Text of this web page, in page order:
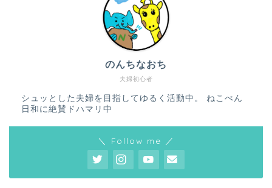
夫婦初心者
のんちなおち
シュッとした夫婦を目指してゆるく活動中。 ねこぺん
日和に絶賛ドハマリ中
＼ Follow me ／